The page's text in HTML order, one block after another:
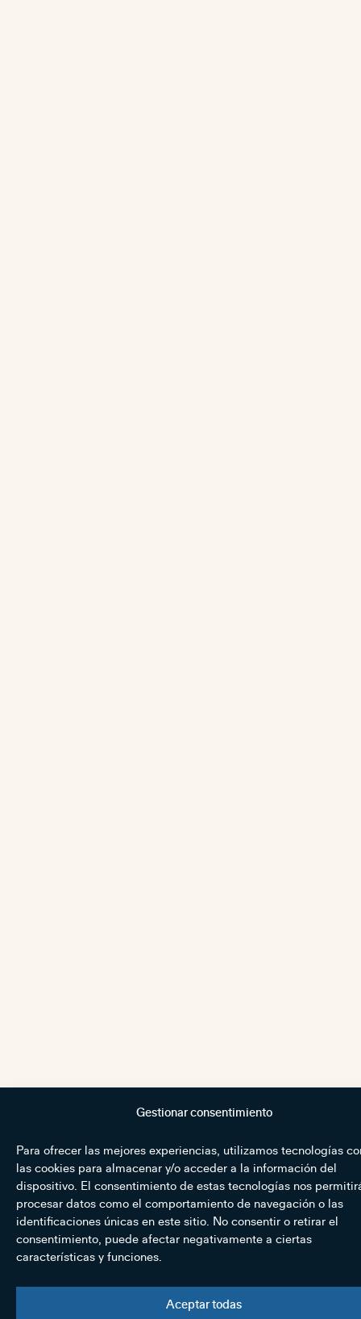
Gestionar consentimiento
Para ofrecer las mejores experiencias, utilizamos tecnologías
las cookies para almacenar y/o acceder a la información del
dispositivo. El consentimiento de estas tecnologías nos
procesar datos como el comportamiento de navegación o las
identificaciones únicas en este sitio. No consentir o retirar el
consentimiento, puede afectar negativamente a ciertas
características y funciones.
Aceptar todas